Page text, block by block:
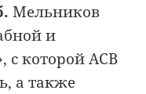
Мельников
и
с которой АСВ
а также